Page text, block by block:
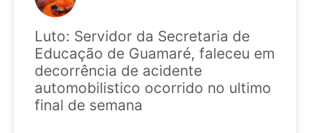
Luto: Servidor da Secretaria de
Educação de Guamaré, faleceu em
decorrência de acidente
automobilistico ocorrido no ultimo
final de semana